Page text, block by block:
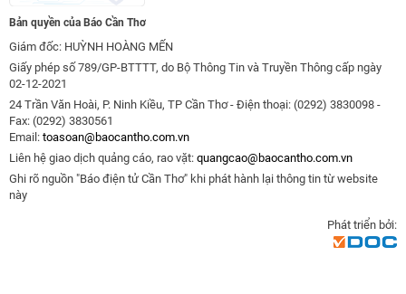
Bản quyền của Báo Cần Thơ
Giám đốc: HUỲNH HOÀNG MẾN
Giấy phép số 789/GP-BTTTT, do Bộ Thông Tin và Truyền Thông cấp ngày
02-12-2021
24 Trần Văn Hoài, P. Ninh Kiều, TP Cần Thơ - Điện thoại: (0292) 3830098 -
Fax: (0292) 3830561
Email: toasoan@baocantho.com.vn
Liên hệ giao dịch quảng cáo, rao vặt: quangcao@baocantho.com.vn
Ghi rõ nguồn "Báo điện tử Cần Thơ" khi phát hành lại thông tin từ website
này
Phát triển bởi: